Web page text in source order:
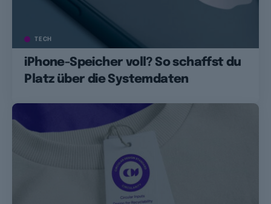
TECH
iPhone-Speicher voll? So schaffst du
Platz über die Systemdaten